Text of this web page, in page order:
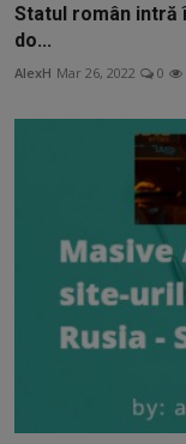
Statul român intră
do...
AlexH Mar 26, 2022 0